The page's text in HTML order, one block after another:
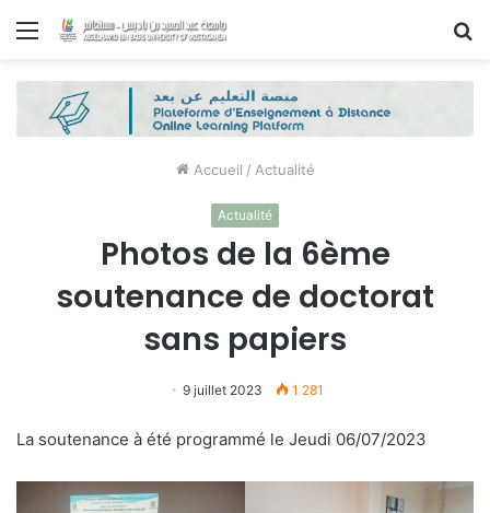
Menu
Accueil / Actualité
Actualité
Photos de la 6ème
soutenance de doctorat
sans papiers
9 juillet 2023 1 281
La soutenance à été programmé le Jeudi 06/07/2023